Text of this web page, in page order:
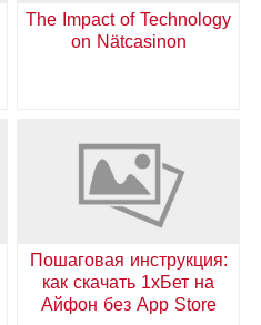
The Impact of Technology
on Nätcasinon
Пошаговая инструкция:
как скачать 1хБет на
Айфон без App Store